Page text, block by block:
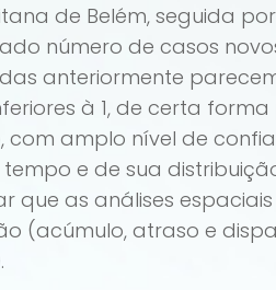
de Belém, seguida por
número de casos
anteriormente
à 1, de certa
com amplo nível de
e de sua
que as análises
(acúmulo, atraso e